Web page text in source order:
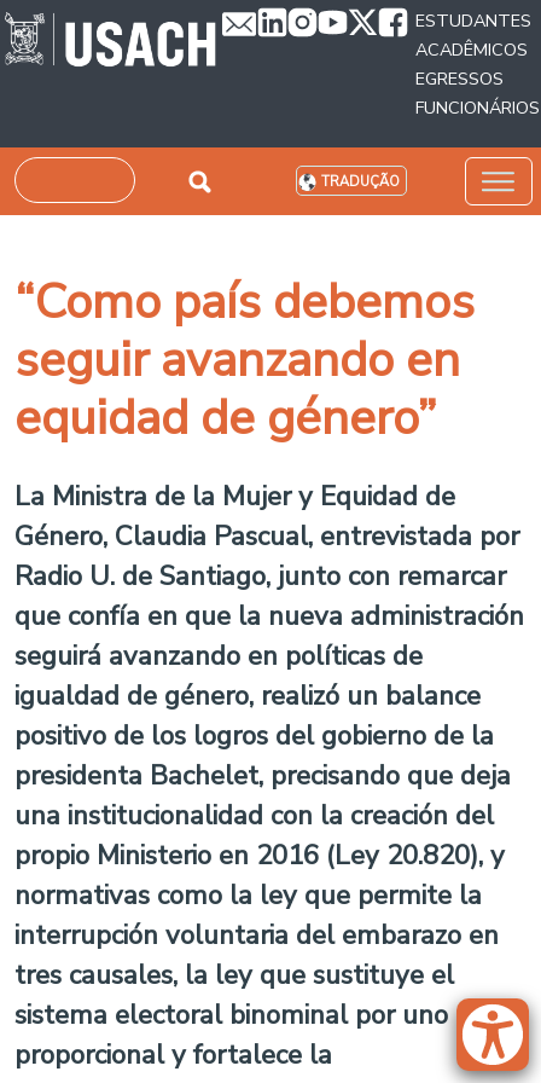
Passar para o conteúdo principal
ESTUDANTES
ACADÊMICOS
EGRESSOS
FUNCIONÁRIOS
Pesquisar TRADUÇÃO
“Como país debemos
seguir avanzando en
equidad de género”
La Ministra de la Mujer y Equidad de
Género, Claudia Pascual, entrevistada por
Radio U. de Santiago, junto con remarcar
que confía en que la nueva administración
seguirá avanzando en políticas de
igualdad de género, realizó un balance
positivo de los logros del gobierno de la
presidenta Bachelet, precisando que deja
una institucionalidad con la creación del
propio Ministerio en 2016 (Ley 20.820), y
normativas como la ley que permite la
interrupción voluntaria del embarazo en
tres causales, la ley que sustituye el
sistema electoral binominal por uno
proporcional y fortalece la